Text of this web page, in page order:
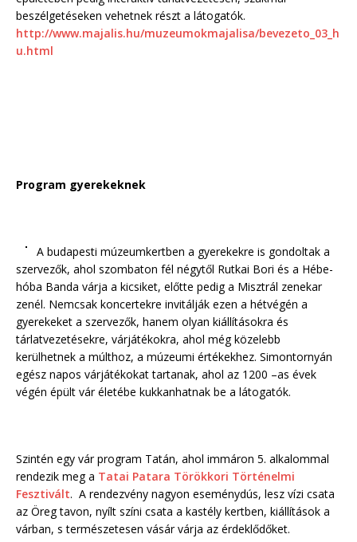
beszélgetéseken vehetnek részt a látogatók.
http://www.majalis.hu/muzeumokmajalisa/bevezeto_03_h
u.html
Program gyerekeknek
A budapesti múzeumkertben a gyerekekre is gondoltak a
szervezők, ahol szombaton fél négytől Rutkai Bori és a Hébe-
hóba Banda várja a kicsiket, előtte pedig a Misztrál zenekar
zenél. Nemcsak koncertekre invitálják ezen a hétvégén a
gyerekeket a szervezők, hanem olyan kiállításokra és
tárlatvezetésekre, várjátékokra, ahol még közelebb
kerülhetnek a múlthoz, a múzeumi értékekhez. Simontornyán
egész napos várjátékokat tartanak, ahol az 1200 –as évek
végén épült vár életébe kukkanhatnak be a látogatók.
Szintén egy vár program Tatán, ahol immáron 5. alkalommal
rendezik meg a Tatai Patara Törökkori Történelmi
Fesztivált. A rendezvény nagyon eseménydús, lesz vízi csata
az Öreg tavon, nyílt színi csata a kastély kertben, kiállítások a
várban, s természetesen vásár várja az érdeklődőket.